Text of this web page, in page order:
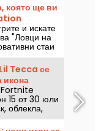
която ще ви
и искате
"Ловци на
стаи
във времето.
на Secrets
си?Tecca се
икона
15 от 30 юли
облекла,
Тази
Ransom,